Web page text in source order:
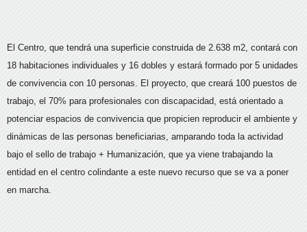
El Centro, que tendrá una superficie construida de 2.638 m2, contará con
18 habitaciones individuales y 16 dobles y estará formado por 5 unidades
de convivencia con 10 personas. El proyecto, que creará 100 puestos de
trabajo, el 70% para profesionales con discapacidad, está orientado a
potenciar espacios de convivencia que propicien reproducir el ambiente y
dinámicas de las personas beneficiarias, amparando toda la actividad
bajo el sello de trabajo + Humanización, que ya viene trabajando la
entidad en el centro colindante a este nuevo recurso que se va a poner
en marcha.